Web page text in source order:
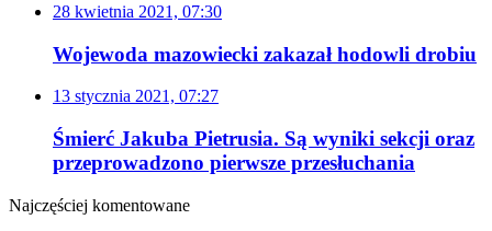
28 kwietnia 2021, 07:30
Wojewoda mazowiecki zakazał hodowli drobiu
13 stycznia 2021, 07:27
Śmierć Jakuba Pietrusia. Są wyniki sekcji oraz
przeprowadzono pierwsze przesłuchania
Najczęściej komentowane